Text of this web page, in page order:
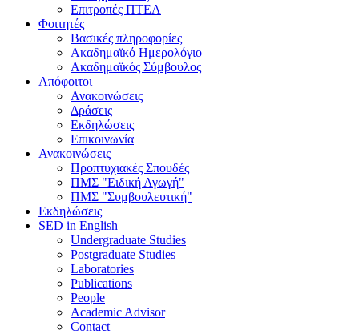
Επιτροπές ΠΤΕΑ
Φοιτητές
Βασικές πληροφορίες
Ακαδημαϊκό Ημερολόγιο
Ακαδημαϊκός Σύμβουλος
Απόφοιτοι
Ανακοινώσεις
Δράσεις
Εκδηλώσεις
Επικοινωνία
Ανακοινώσεις
Προπτυχιακές Σπουδές
ΠΜΣ "Ειδική Αγωγή"
ΠΜΣ "Συμβουλευτική"
Εκδηλώσεις
SED in English
Undergraduate Studies
Postgraduate Studies
Laboratories
Publications
People
Academic Advisor
Contact